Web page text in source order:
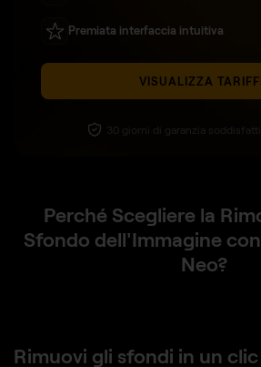
Premiata interfaccia intuitiva
VISUALIZZA
30 giorni di garanzia
Perché Scegliere la
Sfondo dell'Immagine
Neo?
Rimuovi gli sfondi in un clic